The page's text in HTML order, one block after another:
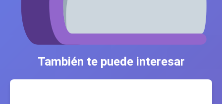
También te puede interesar